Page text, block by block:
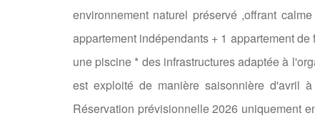
environnement naturel préservé ,offrant
appartement indépendants + 1 appartement
une piscine * des infrastructures adaptée à
est exploité de manière saisonnière d'avril
Réservation prévisionnelle 2026 uniquement